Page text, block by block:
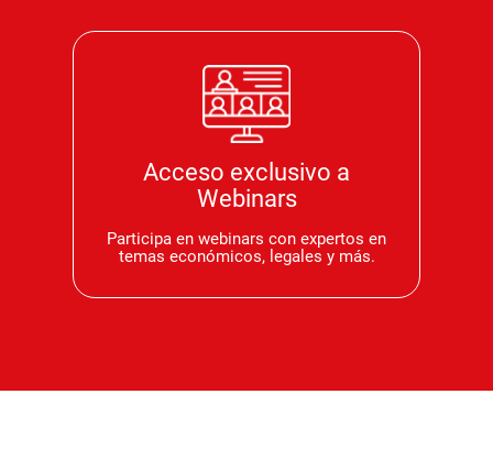
Acceso exclusivo a
Webinars
Participa en webinars con expertos en
temas económicos, legales y más.